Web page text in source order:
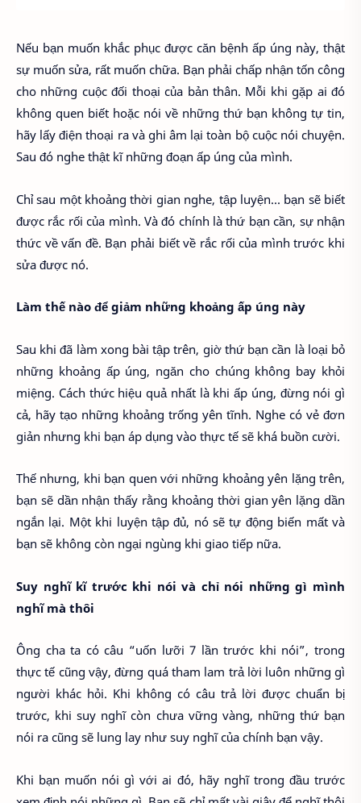
Nếu bạn muốn khắc phục được căn bệnh ấp úng này, thật
sự muốn sửa, rất muốn chữa. Bạn phải chấp nhận tốn công
cho những cuộc đối thoại của bản thân. Mỗi khi gặp ai đó
không quen biết hoặc nói về những thứ bạn không tự tin,
hãy lấy điện thoại ra và ghi âm lại toàn bộ cuộc nói chuyện.
Sau đó nghe thật kĩ những đoạn ấp úng của mình.
Chỉ sau một khoảng thời gian nghe, tập luyện... bạn sẽ biết
được rắc rối của mình. Và đó chính là thứ bạn cần, sự nhận
thức về vấn đề. Bạn phải biết về rắc rối của mình trước khi
sửa được nó.
Làm thế nào để giảm những khoảng ấp úng này
Sau khi đã làm xong bài tập trên, giờ thứ bạn cần là loại bỏ
những khoảng ấp úng, ngăn cho chúng không bay khỏi
miệng. Cách thức hiệu quả nhất là khi ấp úng, đừng nói gì
cả, hãy tạo những khoảng trống yên tĩnh. Nghe có vẻ đơn
giản nhưng khi bạn áp dụng vào thực tế sẽ khá buồn cười.
Thế nhưng, khi bạn quen với những khoảng yên lặng trên,
bạn sẽ dần nhận thấy rằng khoảng thời gian yên lặng dần
ngắn lại. Một khi luyện tập đủ, nó sẽ tự động biến mất và
bạn sẽ không còn ngại ngùng khi giao tiếp nữa.
Suy nghĩ kĩ trước khi nói và chỉ nói những gì mình
nghĩ mà thôi
Ông cha ta có câu “uốn lưỡi 7 lần trước khi nói”, trong
thực tế cũng vậy, đừng quá tham lam trả lời luôn những gì
người khác hỏi. Khi không có câu trả lời được chuẩn bị
trước, khi suy nghĩ còn chưa vững vàng, những thứ bạn
nói ra cũng sẽ lung lay như suy nghĩ của chính bạn vậy.
Khi bạn muốn nói gì với ai đó, hãy nghĩ trong đầu trước